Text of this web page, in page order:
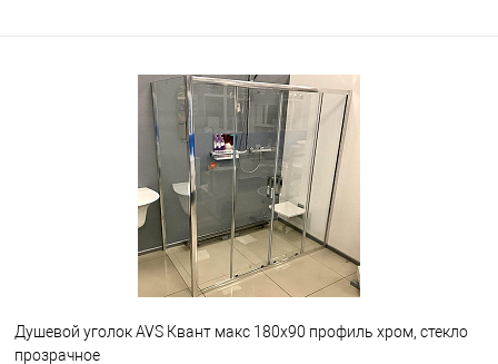
Душевой уголок AVS Квант макс 180x90 профиль хром, стекло
прозрачное